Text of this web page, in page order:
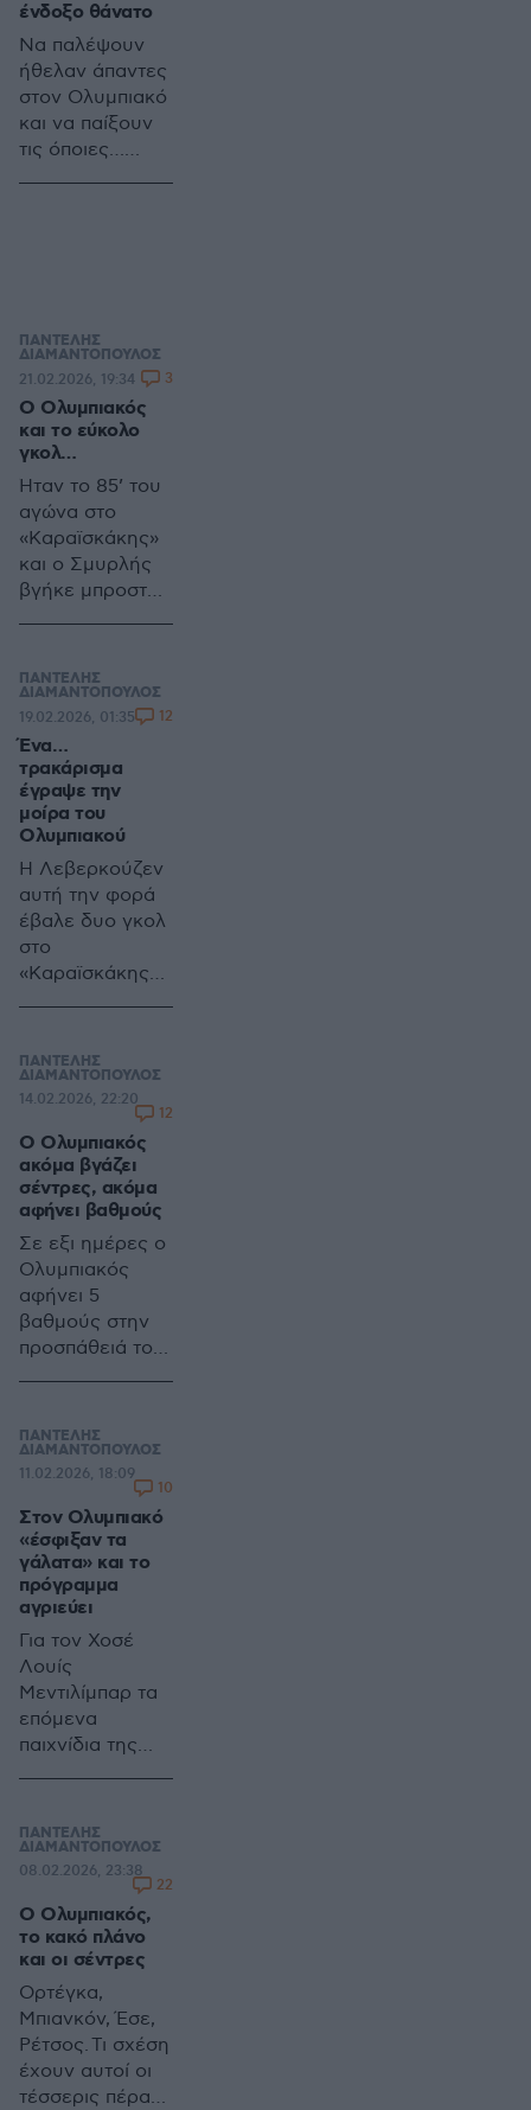
ένδοξο θάνατο
Να παλέψουν
ήθελαν άπαντες
στον Ολυμπιακό
και να παίξουν
τις όποιες…
ΠΑΝΤΕΛΗΣ
ΔΙΑΜΑΝΤΟΠΟΥΛΟΣ
Ο Ολυμπιακός
και το εύκολο
γκολ…
Ήταν το 85’ του
αγώνα στο
«Καραϊσκάκης»
και ο Σμυρλής
βγήκε μπροστά,
εκεί
21.02.2026, 19:34 3
ΠΑΝΤΕΛΗΣ
ΔΙΑΜΑΝΤΟΠΟΥΛΟΣ
Ένα…
τρακάρισμα
έγραψε την
μοίρα του
Ολυμπιακού
Η Λεβερκούζεν
αυτή την φορά
έβαλε δυο γκολ
στο
«Καραϊσκάκης»
τους «16» του
Champions
League.
19.02.2026, 01:35 12
ΠΑΝΤΕΛΗΣ
ΔΙΑΜΑΝΤΟΠΟΥΛΟΣ
Ο Ολυμπιακός
ακόμα βγάζει
σέντρες, ακόμα
αφήνει βαθμούς
Σε εξι ημέρες ο
Ολυμπιακός
αφήνει 5
βαθμούς στην
προσπάθειά του
14.02.2026, 22:20
12
ΠΑΝΤΕΛΗΣ
ΔΙΑΜΑΝΤΟΠΟΥΛΟΣ
Στον Ολυμπιακό
«έσφιξαν τα
γάλατα» και το
πρόγραμμα
αγριεύει
Για τον Χοσέ
Λουίς
Μεντιλίμπαρ τα
επόμενα
παιχνίδια της
θα φανερώσουν
κατά πόσο η
ήττα από τον
Παναθηναϊκό
ήταν μια άσχημη
παρένθεση ή
πραγματικά ένα
αποτέλεσμα-
σοκ, που είχε
λόγους και
αιτίες
11.02.2026, 18:09
10
ΠΑΝΤΕΛΗΣ
ΔΙΑΜΑΝΤΟΠΟΥΛΟΣ
Ο Ολυμπιακός,
το κακό πλάνο
και οι σέντρες
Ορτέγκα,
Μπιανκόν, Έσε,
Ρέτσος. Τι σχέση
έχουν αυτοί οι
τέσσερις πέρα
08.02.2026, 23:38
22